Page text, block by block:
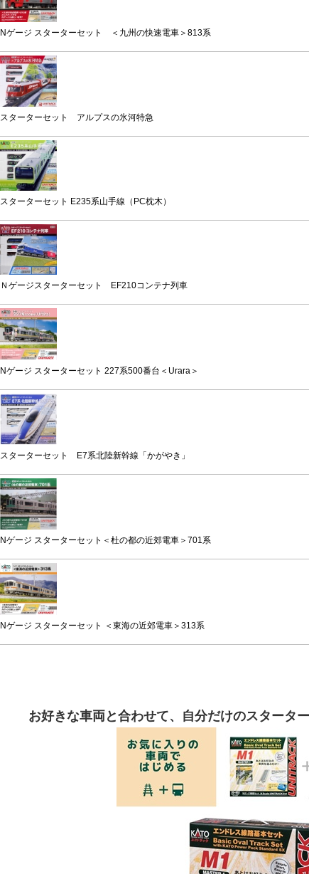
Nゲージ スターターセット ＜九州の快速電車＞813系
スターターセット アルプスの氷河特急
スターターセット E235系山手線（PC枕木）
Ｎゲージスターターセット EF210コンテナ列車
Nゲージ スターターセット 227系500番台＜Urara＞
スターターセット E7系北陸新幹線「かがやき」
Nゲージ スターターセット＜杜の都の近郊電車＞701系
Nゲージ スターターセット ＜東海の近郊電車＞313系
お好きな車両と合わせて、自分だけのスタータ